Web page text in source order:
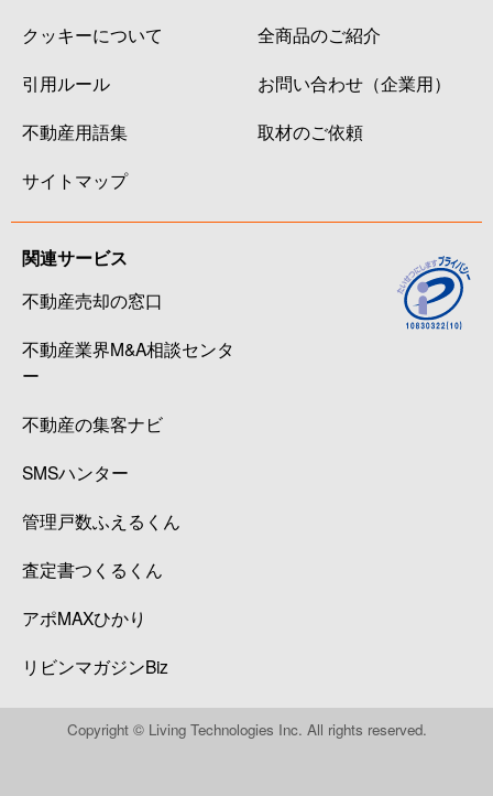
クッキーについて
引用ルール
不動産用語集
サイトマップ
全商品のご紹介
お問い合わせ（企業用）
取材のご依頼
関連サービス
不動産売却の窓口
不動産業界M&A相談センタ
ー
不動産の集客ナビ
SMSハンター
管理戸数ふえるくん
査定書つくるくん
アポMAXひかり
リビンマガジンBiz
Copyright © Living Technologies Inc. All rights reserved.